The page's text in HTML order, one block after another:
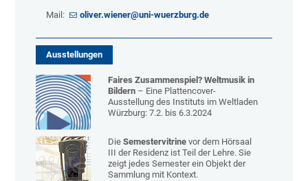
Mail: oliver.wiener@uni-wuerzburg.de
Ausstellungen
Faires Zusammenspiel? Weltmusik in
Bildern – Eine Plattencover-
Ausstellung des Instituts im Weltladen
Würzburg: 7.2. bis 6.3.2024
DieSemestervitrine vor dem Hörsaal
III der Residenz ist Teil der Lehre. Sie
zeigt jedes Semester ein Objekt der
Sammlung mit Kontext.